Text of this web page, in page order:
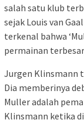
salah satu klub
sejak Louis van
terkenal bahwa
permainan
Jurgen Klinsmann
Dia memberinya
Muller adalah
Klinsmann ketika